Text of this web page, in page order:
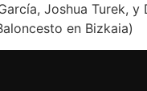
Joshua Turek,
en Bizkaia)